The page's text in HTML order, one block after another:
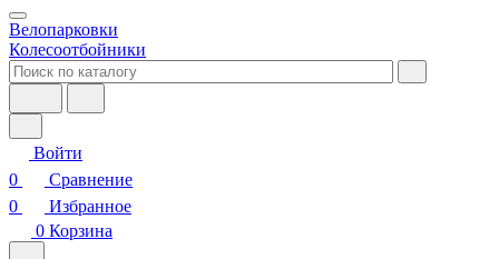
Велопарковки
Колесоотбойники
Войти
0
Сравнение
0
Избранное
0 Корзина